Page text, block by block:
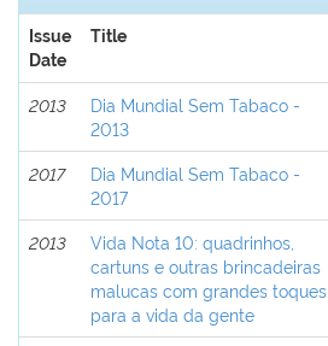
Issue
Date
Title
2013
Dia Mundial Sem Tabaco -
2013
2017
Dia Mundial Sem Tabaco -
2017
2013
Vida Nota 10: quadrinhos,
cartuns e outras brincadeiras
malucas com grandes toques
para a vida da gente